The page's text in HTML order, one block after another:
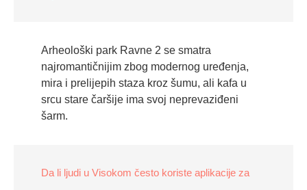
Arheološki park Ravne 2 se smatra
najromantičnijim zbog modernog uređenja,
mira i prelijepih staza kroz šumu, ali kafa u
srcu stare čaršije ima svoj neprevaziđeni
šarm.
Da li ljudi u Visokom često koriste aplikacije za